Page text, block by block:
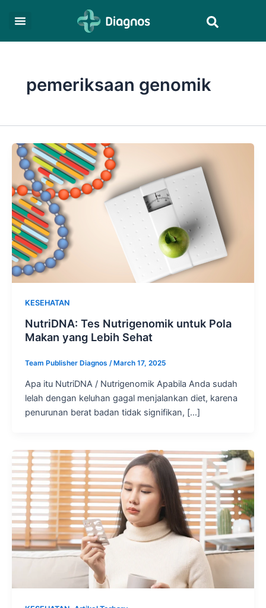
pemeriksaan genomik
KESEHATAN
NutriDNA: Tes Nutrigenomik untuk Pola
Makan yang Lebih Sehat
Team Publisher Diagnos /March 17, 2025
Apa itu NutriDNA / Nutrigenomik Apabila Anda sudah
lelah dengan keluhan gagal menjalankan diet, karena
penurunan berat badan tidak signifikan, […]